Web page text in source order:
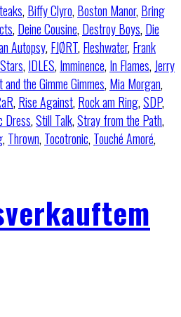
, Biffy Clyro, Boston Manor, Bring
, Deine Cousine, Destroy Boys, Die
Autopsy, FJØRT, Fleshwater, Frank
, IDLES, Imminence, In Flames, Jerry
and the Gimme Gimmes, Mia Morgan,
, Rise Against, Rock am Ring,SDP,
Dress,Still Talk,Stray from the Path,
, Thrown, Tocotronic, Touché Amoré,